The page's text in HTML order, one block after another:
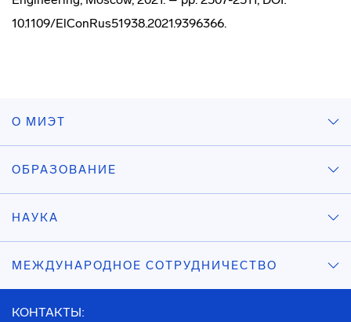
10.1109/ElConRus51938.2021.9396366.
О МИЭТ
ОБРАЗОВАНИЕ
НАУКА
МЕЖДУНАРОДНОЕ СОТРУДНИЧЕСТВО
КОНТАКТЫ: